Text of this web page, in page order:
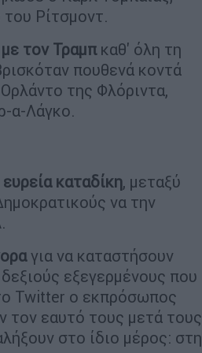
Ρίτσμοντ.
τον Τραμπκαθ' όλη τη
πουθενά κοντά
της Φλόριντα,
α-Λάγκο.
ευρεία καταδίκη, μεταξύ
να την
για να καταστήσουν
εξεγερμένους που
Twitter ο εκπρόσωπος
τον εαυτό τους μετά τους
στο ίδιο μέρος: στη